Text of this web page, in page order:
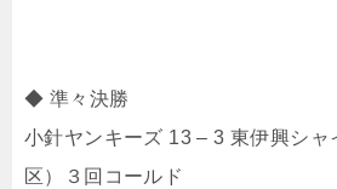
◆ 準々決勝
小針ヤンキーズ 13 – 3 東伊興シャ
区）３回コールド